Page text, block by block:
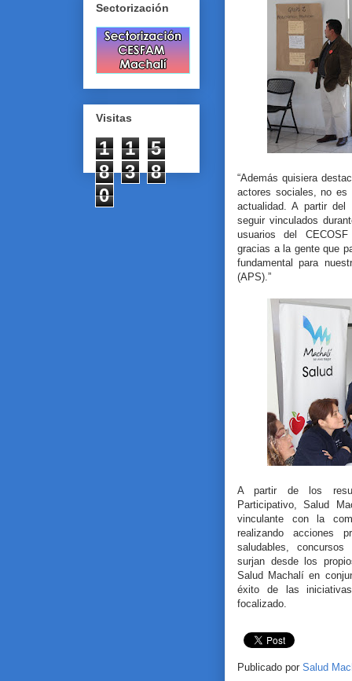
“Además quisiera
actores sociales, no
actualidad. A partir del
seguir vinculados
usuarios del
gracias a la gente que
fundamental para
(APS).”
A partir de los
Participativo, Salud
vinculante con la
realizando acciones
saludables,
surjan desde los
Salud Machalí en
éxito de las
focalizado.
Publicado por Salud
Sectorización
Visitas
1 1
5
8
3
8
0